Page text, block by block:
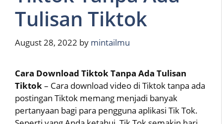
Tulisan Tiktok
August 28, 2022 by mintailmu
Cara Download Tiktok Tanpa Ada Tulisan
Tiktok– Cara download video di Tiktok tanpa ada
postingan Tiktok memang menjadi banyak
pertanyaan bagi para pengguna aplikasi Tik Tok.